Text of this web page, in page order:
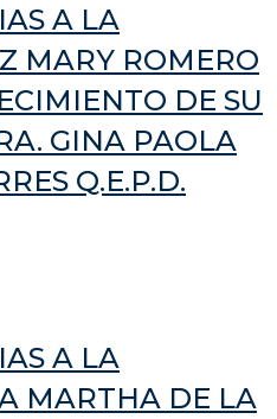
A LA
MARY ROMERO
DE SU
GINA PAOLA
Q.E.P.D.
A LA
MARTHA DE LA